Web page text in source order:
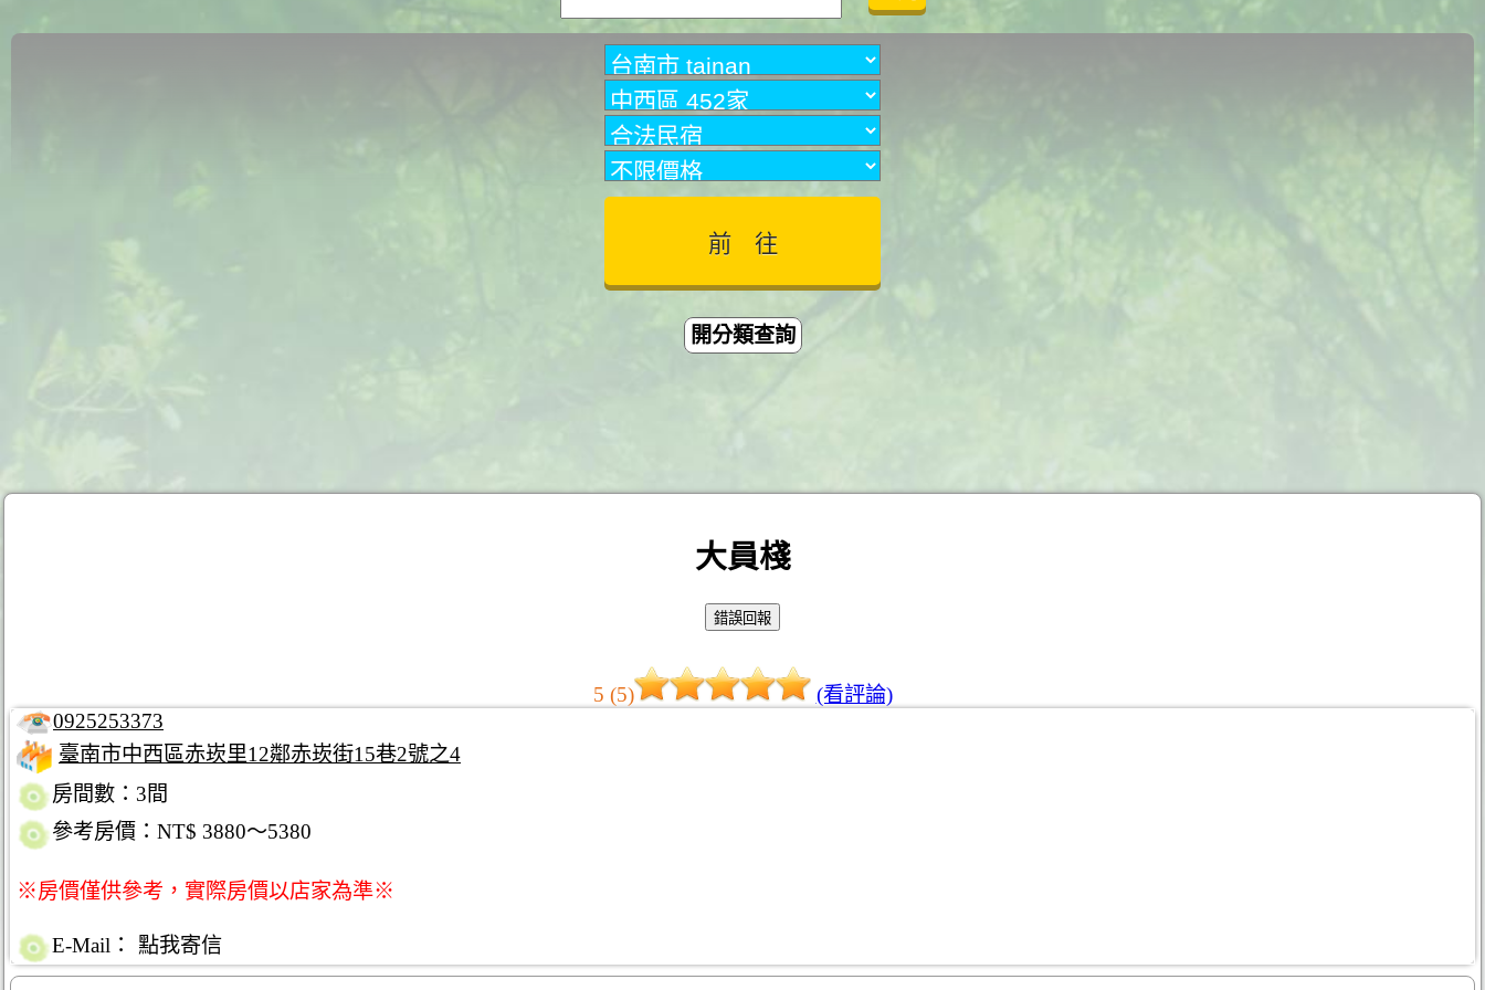
開分類查詢
大員棧
5 (5)
(看評論)
0925253373
臺南市中西區赤崁里12鄰赤崁街15巷2號之4
房間數：3間
參考房價：NT$ 3880～5380
※房價僅供參考，實際房價以店家為準※
E-Mail： 點我寄信